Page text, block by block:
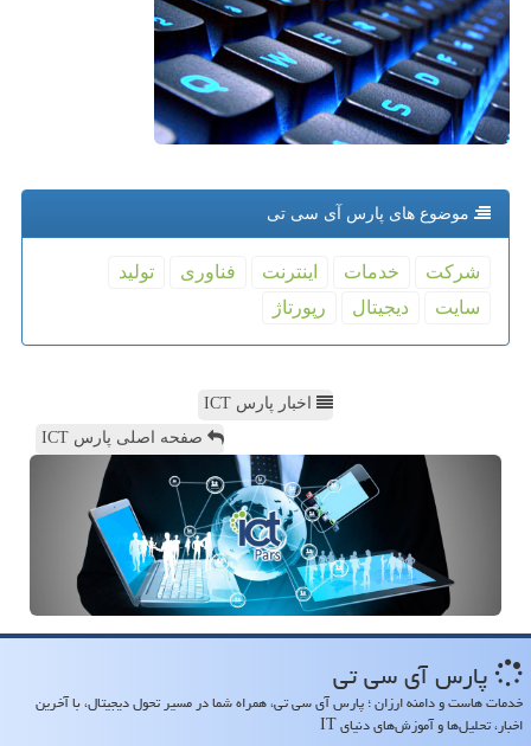
موضوع های پارس آی سی تی
شركت خدمات اینترنت فناوری
تولید
سایت
دیجیتال رپورتاژ
اخبار پارس ICT
صفحه اصلی پارس ICT
پارس آی سی تی
خدمات هاست و دامنه ارزان ؛ پارس آی سی تی، همراه شما در مسیر تحول دیجیتال، با آخرین
اخبار، تحلیل‌ها و آموزش‌های دنیای IT